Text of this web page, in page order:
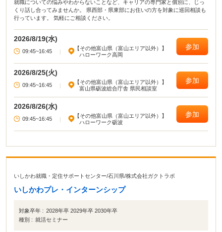
就職についての悩みやわからないことなど、キャリアの専門家と個別に、じっ
くり話し合ってみませんか。 県西部・県東部にお住いの方を対象に巡回相談も
行っています。 気軽にご相談ください。
2026/8/19(水)
09:45~16:45 |
【その他富山県（富山エリア以外）】
ハローワーク高岡
参加
2026/8/25(火)
09:45~16:45 |
【その他富山県（富山エリア以外）】
富山県砺波総合庁舎 県民相談室
参加
2026/8/26(水)
09:45~16:45 |
【その他富山県（富山エリア以外）】
ハローワーク砺波
参加
いしかわ就職・定住サポートセンター/石川県/株式会社ガクトラボ
いしかわプレ・インターンシップ
対象卒年 : 2028年卒 2029年卒 2030年卒
種別 : 就活セミナー